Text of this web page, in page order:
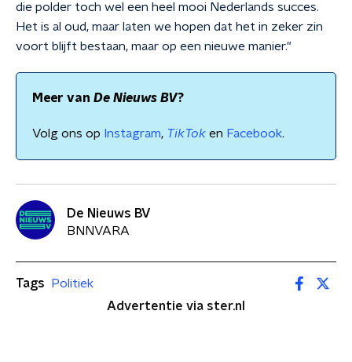
die polder toch wel een heel mooi Nederlands succes.
Het is al oud, maar laten we hopen dat het in zeker zin
voort blijft bestaan, maar op een nieuwe manier."
Meer van De Nieuws BV?
Volg ons op Instagram, TikTok en Facebook.
De Nieuws BV
BNNVARA
Tags
Politiek
Advertentie via ster.nl